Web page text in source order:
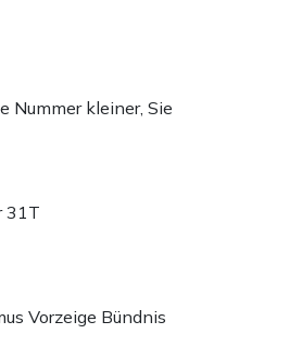
Nummer kleiner, Sie
31T
Vorzeige Bündnis